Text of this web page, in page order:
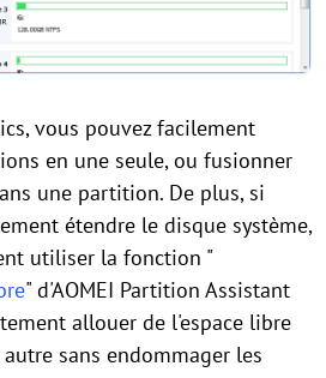
vous pouvez facilement
en une seule, ou fusionner
une partition. De plus, si
étendre le disque système,
utiliser la fonction "
" d'AOMEI Partition Assistant
allouer de l'espace libre
sans endommager les